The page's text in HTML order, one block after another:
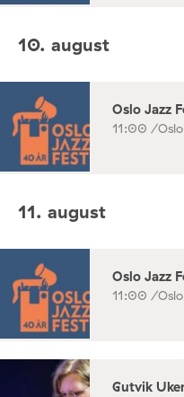
10. august
Oslo Jazz
11:00 /
11. august
Oslo Jazz
11:00 /
Gutvik